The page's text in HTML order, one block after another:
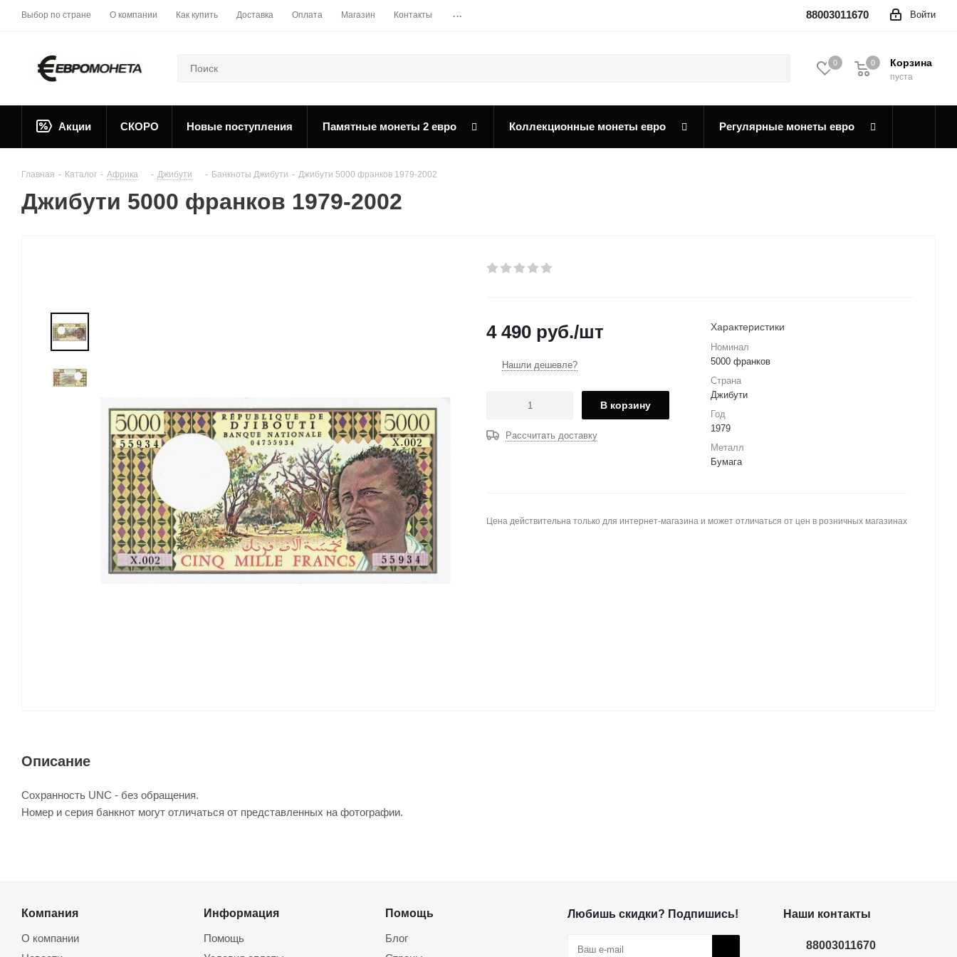
Выбор по стране О компании Как купить Доставка Оплата Магазин Контакты ... Войти
88003011670
0 Корзина
0
пуста
0
Акции СКОРО Новые поступления Памятные монеты 2 евро Коллекционные монеты евро Регулярные монеты евро
Главная - Каталог - Африка - Джибути - Банкноты Джибути - Джибути 5000 франков 1979-2002
Джибути 5000 франков 1979-2002
4 490 руб./шт
Нашли дешевле?
В корзину
Рассчитать доставку
Характеристики
Номинал
5000 франков
Страна
Джибути
Год
1979
Металл
Бумага
Цена действительна только для интернет-магазина и может отличаться от цен в розничных магазинах
Описание
Сохранность UNC - без обращения.
Номер и серия банкнот могут отличаться от представленных на фотографии.
Компания
О компании
Информация
Помощь
Помощь
Блог
Любишь скидки? Подпишись! Наши контакты
88003011670